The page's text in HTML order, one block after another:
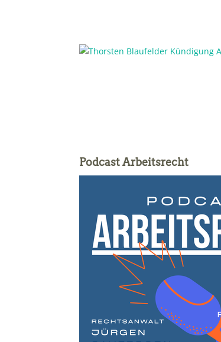
Podcast Arbeitsrecht